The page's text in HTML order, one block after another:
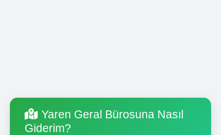
Yaren Geral Bürosuna Nasıl
Giderim?